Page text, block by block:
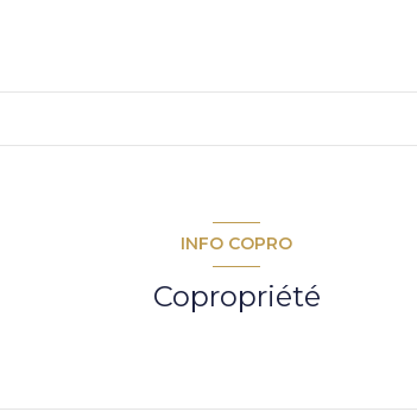
INFO COPRO
Copropriété